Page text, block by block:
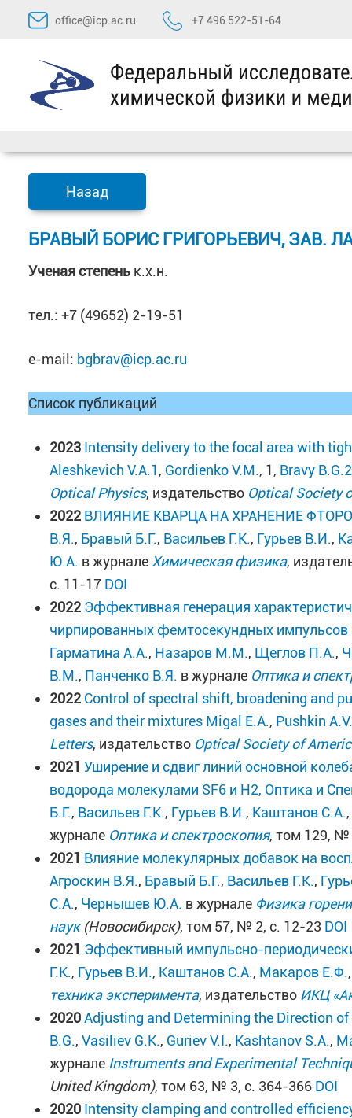
Перейти
содержимому
office@icp.ac.ru +7 496 522-51-64
Назад
БРАВЫЙ БОРИС ГРИГОРЬЕВИЧ, ЗАВ.
Ученая степень к.х.н.
тел.: +7 (49652) 2-19-51
e-mail: bgbrav@icp.ac.ru
Список публикаций
2023 Intensity delivery to the focal area with
Aleshkevich V.A.1, Gordienko V.M., 1, Bravy B.G.2
Optical Physics, издательство Optical Society
2022 ВЛИЯНИЕ КВАРЦА НА ХРАНЕНИЕ
В.Я., Бравый Б.Г., Васильев Г.К., Гурьев В.И.,
Ю.А. в журнале Химическая физика,
с. 11-17 DOI
2022 Эффективная генерация
чирпированных фемтосекундных
Гарматина А.А., Назаров М.М., Щеглов П.А.,
В.М., Панченко В.Я. в журнале Оптика и
2022 Control of spectral shift, broadening and
gases and their mixtures Migal E.A., Pushkin A.V.
Letters, издательство Optical Society of
2021 Уширение и сдвиг линий основной
водорода молекулами SF6 и H2, Оптика и
Б.Г., Васильев Г.К., Гурьев В.И., Каштанов С.А.
журнале Оптика и спектроскопия, том 129, №
2021 Влияние молекулярных добавок на
Агроскин В.Я., Бравый Б.Г., Васильев Г.К.,
С.А., Чернышев Ю.А. в журнале Физика
наук(Новосибирск), том 57, № 2, с. 12-23 DOI
2021 Эффективный импульсно-
Г.К., Гурьев В.И., Каштанов С.А., Макаров Е.Ф.
техника эксперимента, издательство ИКЦ
2020Adjusting and Determining the Direction
B.G., Vasiliev G.K., Guriev V.I., Kashtanov S.A.,
журнале Instruments and Experimental
United Kingdom), том 63, № 3, с. 364-366 DOI
2020 Intensity clamping and controlled